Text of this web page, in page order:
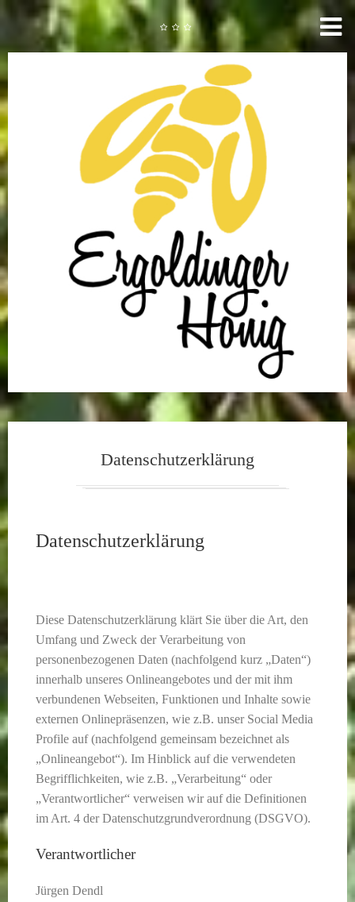
Datenschutzerklärung
Datenschutzerklärung
Diese Datenschutzerklärung klärt Sie über die Art, den
Umfang und Zweck der Verarbeitung von
personenbezogenen Daten (nachfolgend kurz „Daten“)
innerhalb unseres Onlineangebotes und der mit ihm
verbundenen Webseiten, Funktionen und Inhalte sowie
externen Onlinepräsenzen, wie z.B. unser Social Media
Profile auf (nachfolgend gemeinsam bezeichnet als
„Onlineangebot“). Im Hinblick auf die verwendeten
Begrifflichkeiten, wie z.B. „Verarbeitung“ oder
„Verantwortlicher“ verweisen wir auf die Definitionen
im Art. 4 der Datenschutzgrundverordnung (DSGVO).
Verantwortlicher
Jürgen Dendl